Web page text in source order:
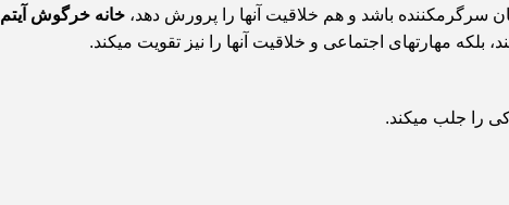
باشد و هم خلاقیت آنها را پرورش دهد، خانه خرگوش آیتم 6694
بلکه مهارتهای اجتماعی و خلاقیت آنها را نیز تقویت میکند.
را جلب میکند.